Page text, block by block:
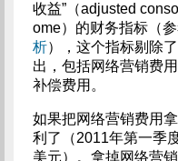
收益”（adjusted
ome）的财务指标（
析），这个指标剔除
出，包括网络营销费
补偿费用。
如果把网络营销费用
利了（2011年第一季
美元）。拿掉网络营